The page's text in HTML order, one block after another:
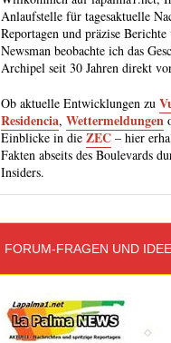
Anlaufstelle für tagesaktuelle
Reportagen und präzise
Newsman beobachte ich das
Archipel seit 30 Jahren direkt
Ob aktuelle Entwicklungen zu
Residencia,Wettermeldungen
Einblicke in dieZEC – hier
Fakten abseits des Boulevards
Insiders.
FORUM-FRAGEN UND